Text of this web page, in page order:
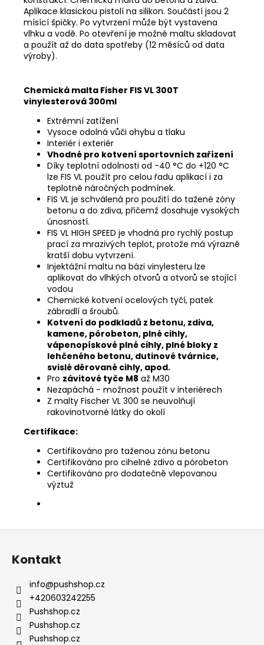
Aplikace klasickou pistolí na silikon. Součástí jsou 2
mísící špičky. Po vytvrzení může být vystavena
vlhku a vodě. Po otevření je možné maltu skladovat
a použít až do data spotřeby (12 měsíců od data
výroby).
Chemická malta Fisher FIS VL 300T
vinylesterová 300ml
Extrémní zatížení
Vysoce odolná vůči ohybu a tlaku
Interiér i exteriér
Vhodné pro kotvení sportovních zařízení
Díky teplotní odolnosti od -40 °C do +120 °C
lze FIS VL použít pro celou řadu aplikací i za
teplotně náročných podmínek.
FIS VL je schválená pro použití do tažené zóny
betonu a do zdiva, přičemž dosahuje vysokých
únosností.
FIS VL HIGH SPEED je vhodná pro rychlý postup
prací za mrazivých teplot, protože má výrazně
kratší dobu vytvrzení.
Injektážní maltu na bázi vinylesteru lze
aplikovat do vlhkých otvorů a otvorů se stojící
vodou
Chemické kotvení ocelových tyčí, patek
zábradlí a šroubů.
Kotvení do podkladů z betonu, zdiva,
kamene, pórobeton, plné cihly,
vápenopískové plné cihly, plné bloky z
lehčeného betonu, dutinové tvárnice,
svislé děrované cihly, apod.
Pro závitové tyče M8 až M30
Nezapáchá - možnost použít v interiérech
Z malty Fischer VL 300 se neuvolňují
rakovinotvorné látky do okolí
Certifikace:
Certifikováno pro taženou zónu betonu
Certifikováno pro cihelné zdivo a pórobeton
Certifikováno pro dodatečně vlepovanou
výztuž
Z
Kontakt
info@pushshop.cz
+420603242255
Pushshop.cz
Pushshop.cz
Pushshop.cz